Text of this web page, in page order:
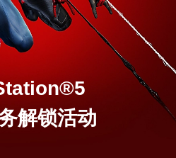
解锁活动